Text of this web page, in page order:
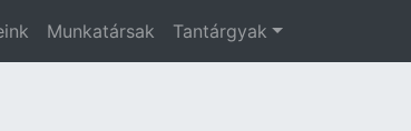
Munkatársak Tantárgyak